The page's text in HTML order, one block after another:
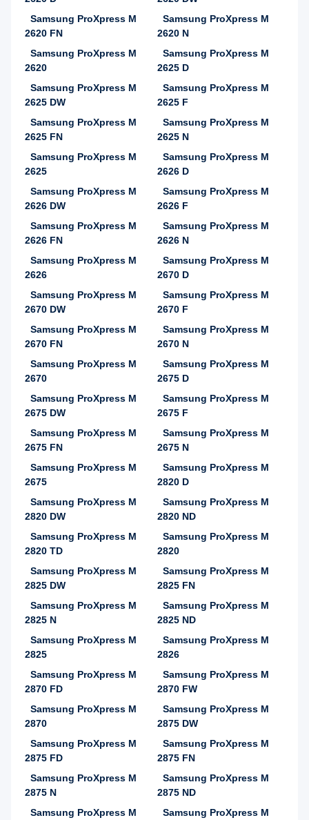
Samsung ProXpress M
2620 FN
Samsung ProXpress M
2620 N
Samsung ProXpress M
2620
Samsung ProXpress M
2625 D
Samsung ProXpress M
2625 DW
Samsung ProXpress M
2625 F
Samsung ProXpress M
2625 FN
Samsung ProXpress M
2625 N
Samsung ProXpress M
2625
Samsung ProXpress M
2626 D
Samsung ProXpress M
2626 DW
Samsung ProXpress M
2626 F
Samsung ProXpress M
2626 FN
Samsung ProXpress M
2626 N
Samsung ProXpress M
2626
Samsung ProXpress M
2670 D
Samsung ProXpress M
2670 DW
Samsung ProXpress M
2670 F
Samsung ProXpress M
2670 FN
Samsung ProXpress M
2670 N
Samsung ProXpress M
2670
Samsung ProXpress M
2675 D
Samsung ProXpress M
2675 DW
Samsung ProXpress M
2675 F
Samsung ProXpress M
2675 FN
Samsung ProXpress M
2675 N
Samsung ProXpress M
2675
Samsung ProXpress M
2820 D
Samsung ProXpress M
2820 DW
Samsung ProXpress M
2820 ND
Samsung ProXpress M
2820 TD
Samsung ProXpress M
2820
Samsung ProXpress M
2825 DW
Samsung ProXpress M
2825 FN
Samsung ProXpress M
2825 N
Samsung ProXpress M
2825 ND
Samsung ProXpress M
2825
Samsung ProXpress M
2826
Samsung ProXpress M
2870 FD
Samsung ProXpress M
2870 FW
Samsung ProXpress M
2870
Samsung ProXpress M
2875 DW
Samsung ProXpress M
2875 FD
Samsung ProXpress M
2875 FN
Samsung ProXpress M
2875 N
Samsung ProXpress M
2875 ND
Samsung ProXpress M
Samsung ProXpress M